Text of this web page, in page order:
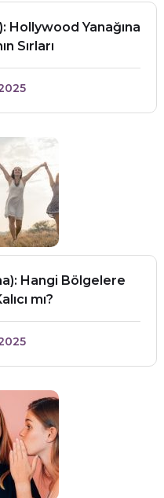
Hollywood Yanağına
Sırları
Hangi Bölgelere
mı?